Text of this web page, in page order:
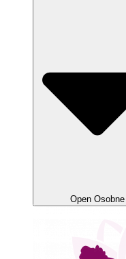
Open Osobne